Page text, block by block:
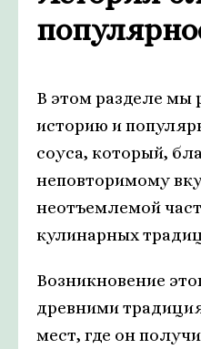
В этом разделе мы
историю и
соуса, который,
неповторимому
неотъемлемой
кулинарных
Возникновение
древними
мест, где он